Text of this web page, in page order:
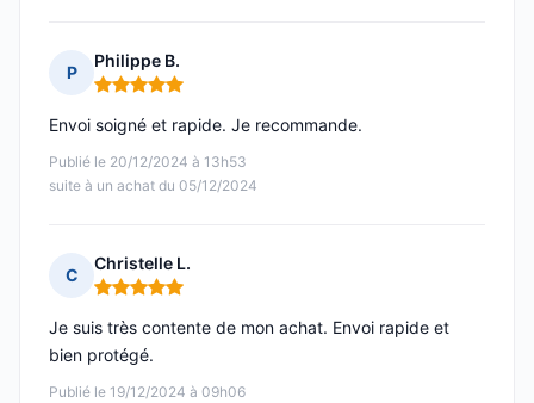
P
Philippe B.
Note : 5 sur 5
Publié le 20/12/2024 à 13h53
suite à un achat du 05/12/2024
Envoi soigné et rapide. Je recommande.
C
Christelle L.
Note : 5 sur 5
Publié le 19/12/2024 à 09h06
Je suis très contente de mon achat. Envoi rapide et
bien protégé.